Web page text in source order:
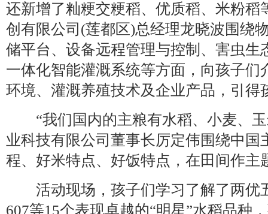
还新增了籼粳交粳稻、优质稻、米粉
创有限公司(莲都区)总经理龙晓波围绕
储平台、设备远程管理与控制、害虫生
一体化智能灌溉系统等方面，向孩子们
环境、灌溉养殖技术及企业产品，引得
“我们国内的主粮有水稻、小麦、
业科技有限公司董事长厉定伟围绕中国
程、好米特点、好饭特点，在田间作主
活动现场，孩子们学习了解了两优
607等15个表现卓越的“明星”水稻品种